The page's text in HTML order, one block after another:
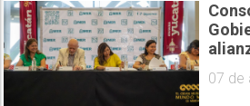
07 de